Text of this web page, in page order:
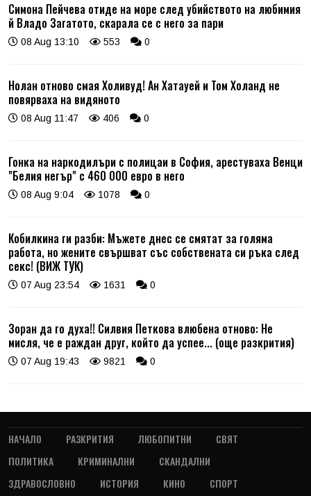
Симона Пейчева отиде на море след убийството на любимия
й Владо Загатото, скарала се с него за пари
08 Aug 13:10 553 0
Нолан отново смая Холивуд! Ан Хатауей и Том Холанд не
повярваха на видяното
08 Aug 11:47 406 0
Гонка на наркодилъри с полицаи в София, арестуваха Венци
"Белия негър" с 460 000 евро в него
08 Aug 9:04 1078 0
Кобилкина ги разби: Мъжете днес се смятат за голяма
работа, но жените свършват със собствената си ръка след
секс! (ВИЖ ТУК)
07 Aug 23:54 1631 0
Зоран да го духа!! Силвия Петкова влюбена отново: Не
мисля, че е раждан друг, който да успее... (още разкрития)
07 Aug 19:43 9821 0
НАЧАЛО РАЗКРИТИЯ ЛЮБОПИТНИ
СВЯТ
ПОЛИТИКА
КРИМИНАЛНИ
СКАНДАЛНИ
ЗДРАВОСЛОВНО
ИСТОРИЯ КИНО СПОРТ